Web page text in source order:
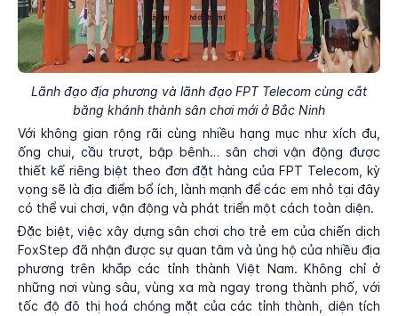
Lãnh đạo địa phương và lãnh đạo FPT Telecom cùng cắt
băng khánh thành sân chơi mới ở Bắc Ninh
Với không gian rộng rãi cùng nhiều hạng mục như xích đu,
ống chui, cầu trượt, bập bênh… sân chơi vận động được
thiết kế riêng biệt theo đơn đặt hàng của FPT Telecom, kỳ
vọng sẽ là địa điểm bổ ích, lành mạnh để các em nhỏ tại đây
có thể vui chơi, vận động và phát triển một cách toàn diện.
Đặc biệt, việc xây dựng sân chơi cho trẻ em của chiến dịch
FoxStep đã nhận được sự quan tâm và ủng hộ của nhiều địa
phương trên khắp các tỉnh thành Việt Nam. Không chỉ ở
những nơi vùng sâu, vùng xa mà ngay trong thành phố, với
tốc độ đô thị hoá chóng mặt của các tỉnh thành, diện tích